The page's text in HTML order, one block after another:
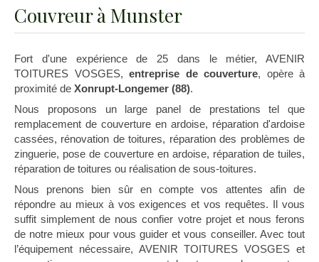
Couvreur à Munster
Fort d'une expérience de 25 dans le métier, AVENIR
TOITURES VOSGES, entreprise de couverture, opère à
proximité de Xonrupt-Longemer (88).
Nous proposons un large panel de prestations tel que
remplacement de couverture en ardoise, réparation d'ardoise
cassées, rénovation de toitures, réparation des problèmes de
zinguerie, pose de couverture en ardoise, réparation de tuiles,
réparation de toitures ou réalisation de sous-toitures.
Nous prenons bien sûr en compte vos attentes afin de
répondre au mieux à vos exigences et vos requêtes. Il vous
suffit simplement de nous confier votre projet et nous ferons
de notre mieux pour vous guider et vous conseiller. Avec tout
l’équipement nécessaire, AVENIR TOITURES VOSGES et